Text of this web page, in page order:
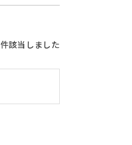
件該当しました